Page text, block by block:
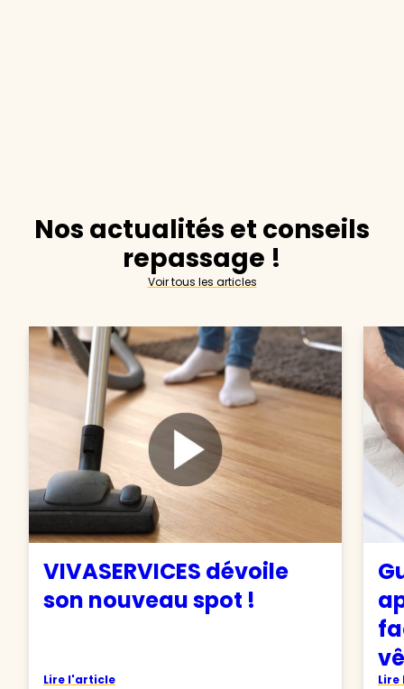
Nos actualités et conseils
repassage !
Voir tous les articles
VIVASERVICES dévoile
son nouveau spot !
Lire l'article